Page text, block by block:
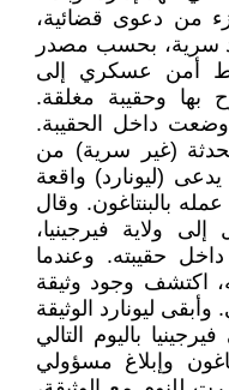
من دعوى قضائية،
سرية، بحسب مصدر
أمن عسكري إلى
وحقيبة مغلقة.
داخل الحقيبة.
(غير سرية) من
(ليونارد) واقعة
بالبنتاغون. وقال
ولاية فيرجينيا،
حقيبته. وعندما
اكتشف وجود وثيقة
ليونارد الوثيقة
باليوم التالي
وإبلاغ مسؤولي